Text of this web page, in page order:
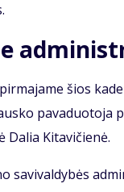
šios
pa­va­duo­to­ja
Ki­ta­vi­čie­nė.
sa­vi­val­dy­bės